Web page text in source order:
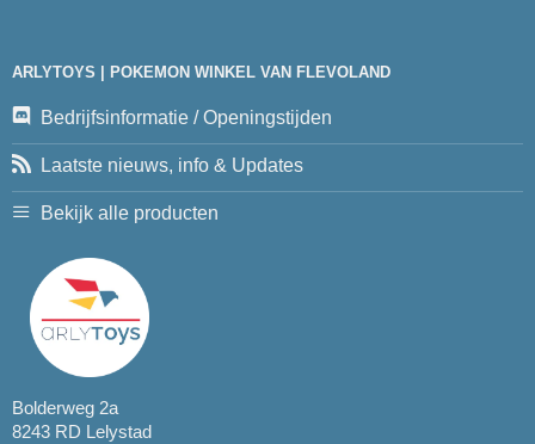
ARLYTOYS | POKEMON WINKEL VAN FLEVOLAND
Bedrijfsinformatie / Openingstijden
Laatste nieuws, info & Updates
Bekijk alle producten
Bolderweg 2a
8243 RD Lelystad